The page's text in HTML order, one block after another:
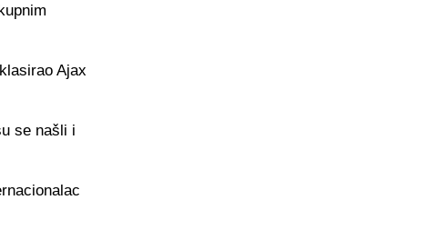
Ajax
se našli i